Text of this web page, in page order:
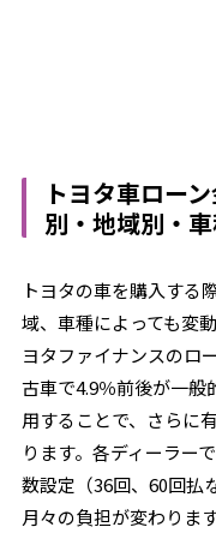
トヨタ車ロー
別・地域別・
トヨタの車を購入する
域、車種によっても変
ヨタファイナンスのロ
古車で4.9％前後が一般
用することで、さらに
ります。各ディーラー
数設定（36回、60回払
月々の負担が変わります